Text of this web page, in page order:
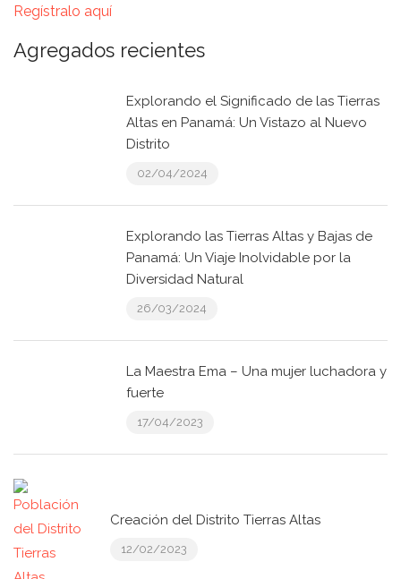
Regístralo aquí
Agregados recientes
Explorando el Significado de las Tierras
Altas en Panamá: Un Vistazo al Nuevo
Distrito
02/04/2024
Explorando las Tierras Altas y Bajas de
Panamá: Un Viaje Inolvidable por la
Diversidad Natural
26/03/2024
La Maestra Ema – Una mujer luchadora y
fuerte
17/04/2023
Creación del Distrito Tierras Altas
12/02/2023